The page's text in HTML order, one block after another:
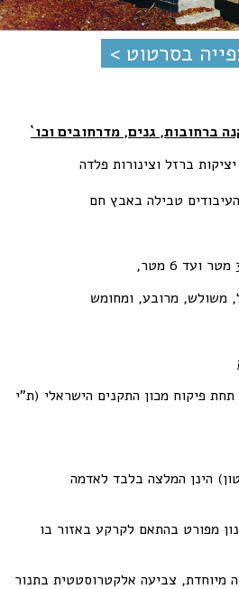
בסרטוט >
ברחובות, גנים, מדרחובים וכו`
ברזל וצינורות פלדה
טבילה באבץ חם
משולש, מרובע, ומחומש
פיקוח מכון התקנים הישראלי (ת"י
הינן המלצה בלבד לאדמה
מפורט בהתאם לקרקע באזור בו
מיוחדת, צביעה אלקטרוסטטית בתנור